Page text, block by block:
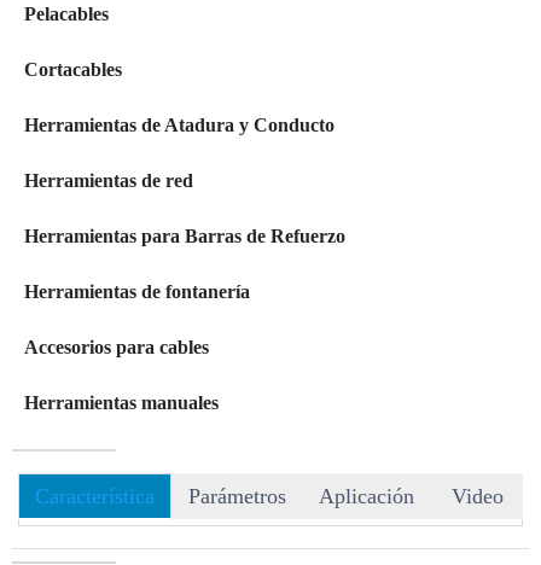
Pelacables
Cortacables
Herramientas de Atadura y Conducto
Herramientas de red
Herramientas para Barras de Refuerzo
Herramientas de fontanería
Accesorios para cables
Herramientas manuales
Característica Parámetros Aplicación Video